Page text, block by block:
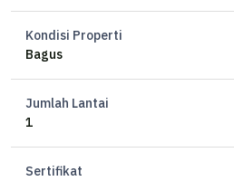
Kondisi Properti
Bagus
Jumlah Lantai
1
Sertifikat